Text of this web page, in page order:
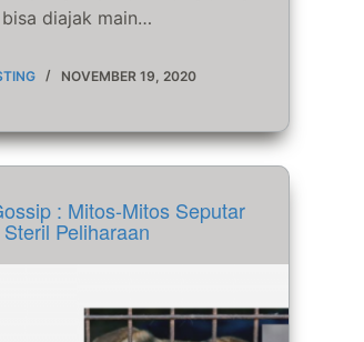
bisa diajak main…
NOVEMBER 19, 2020
: Mitos-Mitos Seputar
Steril Peliharaan